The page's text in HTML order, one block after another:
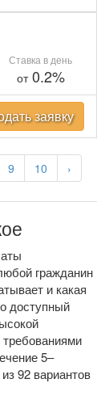
9 10 ›
Ставка в день
от0.2%
заявку
гражданин
и какая
доступный
5–
92 вариантов